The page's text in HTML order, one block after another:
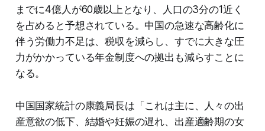
までに4億人が60歳以上となり、人口の3分の1近く
を占めると予想されている。中国の急速な高齢化に
伴う労働力不足は、税収を減らし、すでに大きな圧
力がかかっている年金制度への拠出も減らすことに
なる。
中国国家統計の康義局長は「これは主に、人々の出
産意欲の低下、結婚や妊娠の遅れ、出産適齢期の女